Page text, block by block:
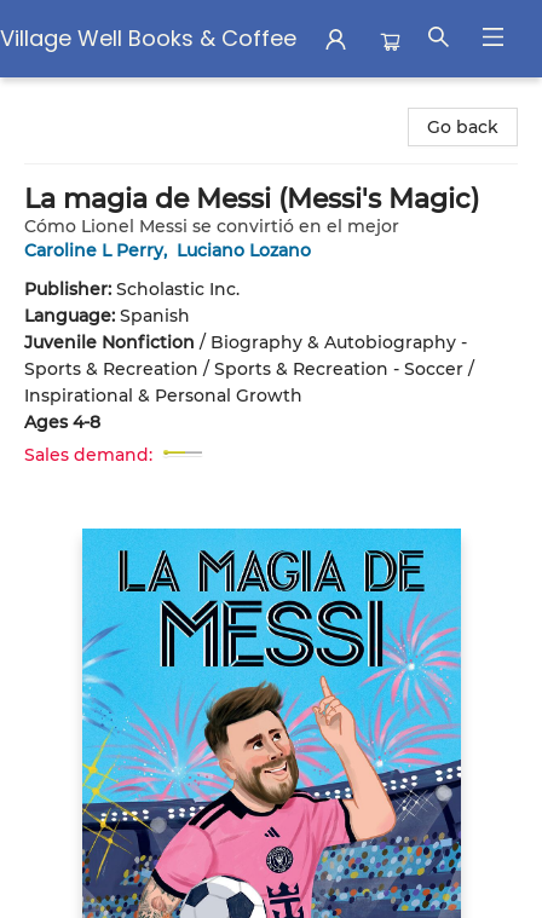
Village Well Books & Coffee
Go back
La magia de Messi (Messi's Magic)
Cómo Lionel Messi se convirtió en el mejor
Caroline L Perry, Luciano Lozano
Publisher: Scholastic Inc.
Language: Spanish
Juvenile Nonfiction / Biography & Autobiography -
Sports & Recreation / Sports & Recreation - Soccer /
Inspirational & Personal Growth
Ages 4-8
Sales demand: